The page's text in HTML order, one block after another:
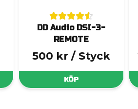
DD Audio DSI-3-
REMOTE
500 kr / Styck
KÖP